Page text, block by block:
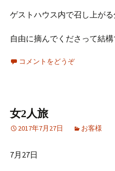
ゲストハウス内で召し上が
自由に摘んでくださって結構
コメントをどうぞ
女2人旅
2017年7月27日 お客様
7月27日